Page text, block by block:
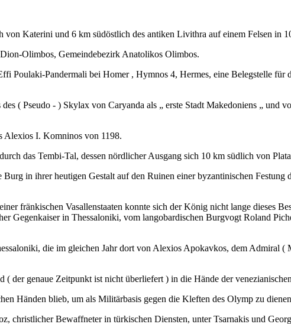
Katerini und 6 km südöstlich des antiken Livithra auf einem Felsen in
Olimbos, Gemeindebezirk Anatolikos Olimbos.
Poulaki-Pandermali bei Homer , Hymnos 4, Hermes, eine Belegstelle für
( Pseudo - ) Skylax von Caryanda als „ erste Stadt Makedoniens „ und
Alexios I. Komninos von 1198.
das Tembi-Tal, dessen nördlicher Ausgang sich 10 km südlich von
in ihrer heutigen Gestalt auf den Ruinen einer byzantinischen Festung
fränkischen Vasallenstaaten konnte sich der König nicht lange dieses
Gegenkaiser in Thessaloniki, vom langobardischen Burgvogt Roland
die im gleichen Jahr dort von Alexios Apokavkos, dem Admiral (
der genaue Zeitpunkt ist nicht überliefert ) in die Hände der
Händen blieb, um als Militärbasis gegen die Kleften des Olymp zu
christlicher Bewaffneter in türkischen Diensten, unter Tsarnakis und